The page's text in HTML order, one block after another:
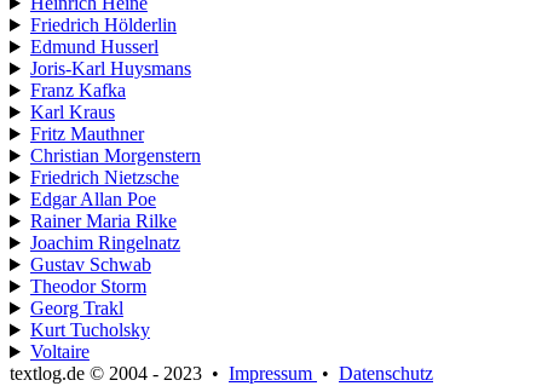
Friedrich Hölderlin
Edmund Husserl
Joris-Karl Huysmans
Franz Kafka
Karl Kraus
Fritz Mauthner
Christian Morgenstern
Friedrich Nietzsche
Edgar Allan Poe
Rainer Maria Rilke
Joachim Ringelnatz
Gustav Schwab
Theodor Storm
Georg Trakl
Kurt Tucholsky
Voltaire
textlog.de © 2004 - 2023 • Impressum • Datenschutz